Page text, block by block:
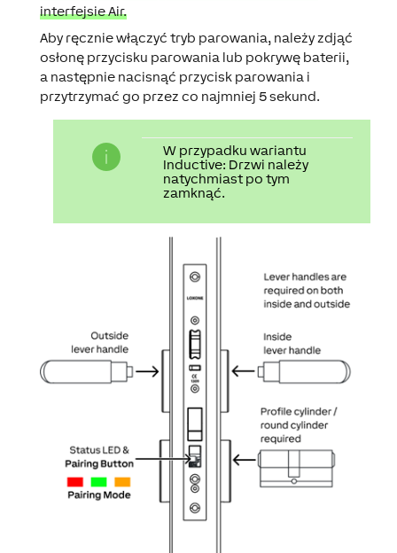
interfejsie Air.
Aby ręcznie włączyć tryb parowania, należy zdjąć
osłonę przycisku parowania lub pokrywę baterii,
a następnie nacisnąć przycisk parowania i
przytrzymać go przez co najmniej 5 sekund.
W przypadku wariantu
Inductive: Drzwi należy
natychmiast po tym
zamknąć.